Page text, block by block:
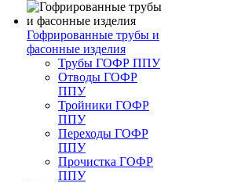
Гофрированные трубы и
фасонные изделия
Трубы ГОФР ППУ
Отводы ГОФР
ППУ
Тройники ГОФР
ППУ
Переходы ГОФР
ППУ
Прочистка ГОФР
ППУ